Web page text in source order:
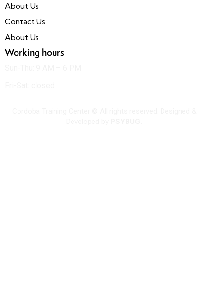
About Us
Contact Us
About Us
Working hours